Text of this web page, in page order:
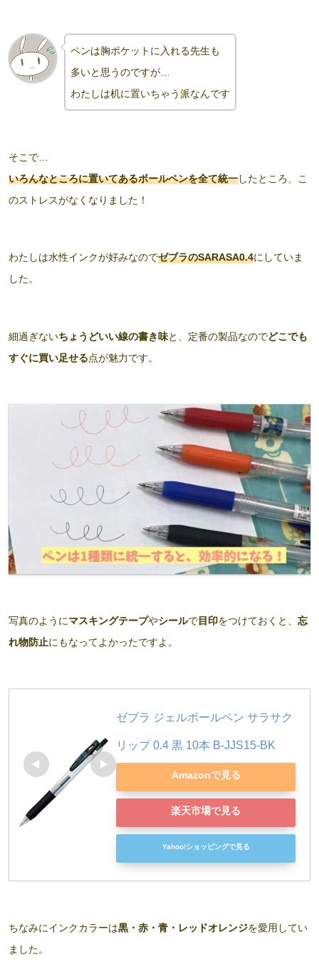
ペンは胸ポケットに入れる先生も
多いと思うのですが…
わたしは机に置いちゃう派なんです
そこで…
いろんなところに置いてあるボールペンを全て統一したところ、こ
のストレスがなくなりました！
わたしは水性インクが好みなのでゼブラのSARASA0.4にしていま
した。
細過ぎないちょうどいい線の書き味と、定番の製品なのでどこでも
すぐに買い足せる点が魅力です。
写真のようにマスキングテープやシールで目印をつけておくと、 忘
れ物防止にもなってよかったですよ。
ゼブラ ジェルボールペン サラサク
リップ 0.4 黒 10本 B-JJS15-BK
Amazonで見る
楽天市場で見る
Yahoo!ショッピングで見る
ちなみにインクカラーは黒・赤・青・レッドオレンジを愛用してい
ました。